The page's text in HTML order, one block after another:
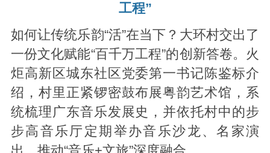
工程”
如何让传统乐韵“活”在当下？大环村交出了
一份文化赋能“百千万工程”的创新答卷。火
炬高新区城东社区党委第一书记陈鉴标介
绍，村里正紧锣密鼓布展粤韵艺术馆，系
统梳理广东音乐发展史，并依托村中的步
步高音乐厅定期举办音乐沙龙、名家演